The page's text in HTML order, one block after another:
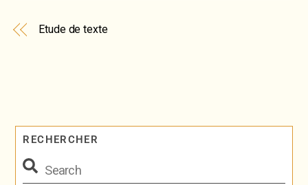
Etude de texte
RECHERCHER